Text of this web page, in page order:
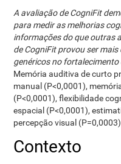
A avaliação de CogniFit
para medir as melhorias
informações do que outras
de CogniFit provou ser
genéricos no
Memória auditiva de curto
manual (P<0,0001),
(P<0,0001), flexibilidade
espacial (P<0,0001),
percepção visual
Contexto